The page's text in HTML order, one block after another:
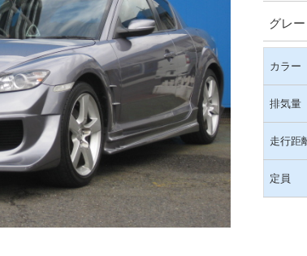
グレー
カラー
排気量
走行距
定員